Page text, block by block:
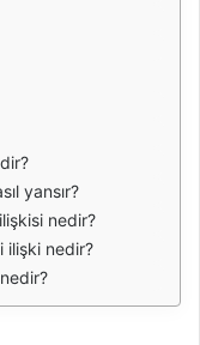
yansır?
nedir?
ilişki nedir?